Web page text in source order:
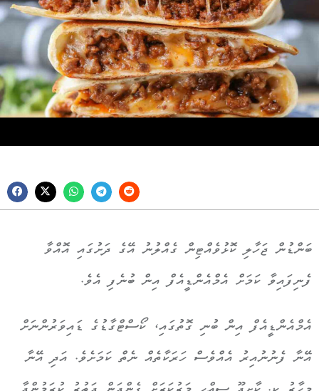
ބަންޑުން ޖަހާލި ކޮޅުވެއްޓިން ގެއްލުނު އޭގެ ދަށުގައި އޮއްވާ
ފެނިފައިވާ ކަމަށް އެމްއެންޑީއެފް އިން ބުނެފި އެވެ.
އެމްއެންޑީއެފް އިން ބުނި ގޮތުގައި، ކޯސްޓްގާޑުގެ ޑައިވަރުންނަށް
އޭނާ ފެނުނުއިރު އެއްވެސް ހަރަކާތެއް ނެތް ކަމަށެވެ. އަދި އޭނާ